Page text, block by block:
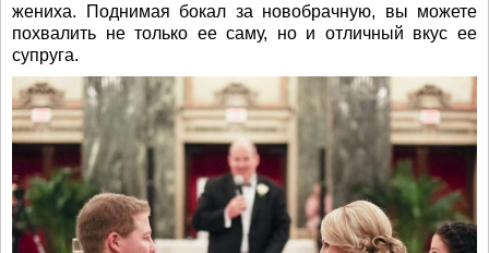
жениха. Поднимая бокал за новобрачную, вы можете
похвалить не только ее саму, но и отличный вкус ее
супруга.